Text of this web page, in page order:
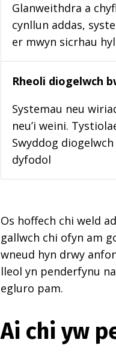
Glanweithdra a
cynllun addas,
er mwyn sicrhau
Rheoli diogelwch
Systemau neu
neu’i weini.
Swyddog
dyfodol
Os hoffech chi weld
gallwch chi ofyn am
wneud hyn drwy
lleol yn penderfynu
egluro pam.
Ai chi yw